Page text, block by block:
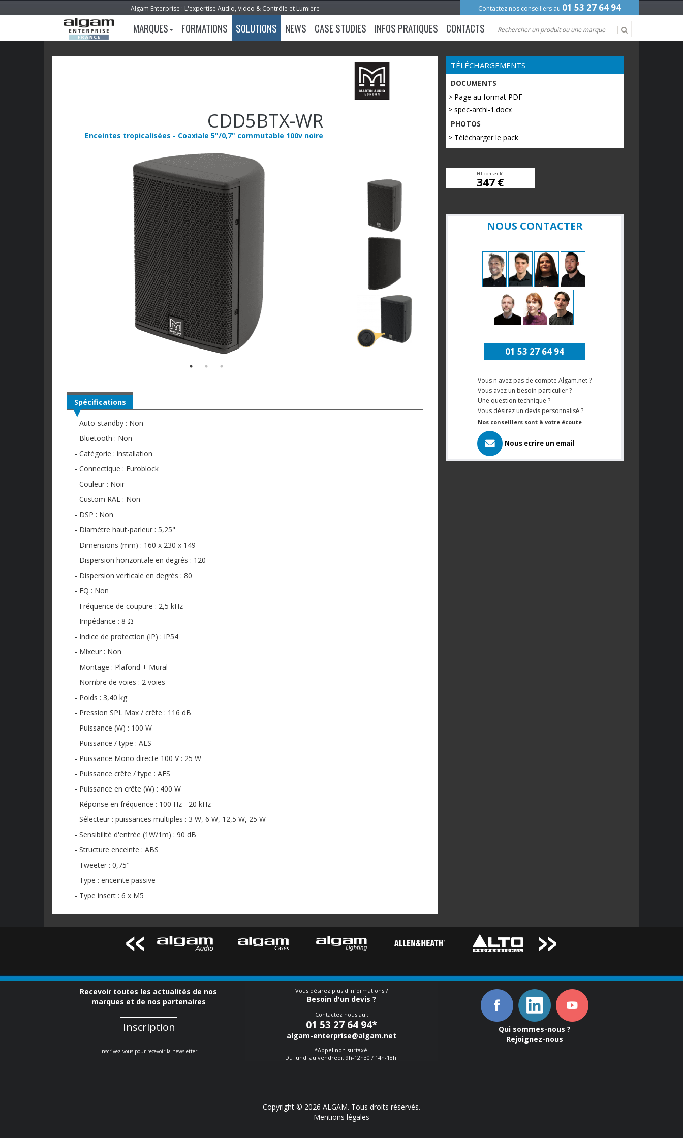
Algam Enterprise : L'expertise Audio, Vidéo & Contrôle et Lumière Contactez nos conseillers au 01 53 27 64 94
MARQUES FORMATIONS SOLUTIONS NEWS CASE STUDIES INFOS PRATIQUES CONTACTS
CDD5BTX-WR
Enceintes tropicalisées - Coaxiale 5"/0,7" commutable 100v noire
Spécifications
- Auto-standby : Non
- Bluetooth : Non
- Catégorie : installation
- Connectique : Euroblock
- Couleur : Noir
- Custom RAL : Non
- DSP : Non
- Diamètre haut-parleur : 5,25"
- Dimensions (mm) : 160 x 230 x 149
- Dispersion horizontale en degrés : 120
- Dispersion verticale en degrés : 80
- EQ : Non
- Fréquence de coupure : 2,5 kHz
- Impédance : 8 Ω
- Indice de protection (IP) : IP54
- Mixeur : Non
- Montage : Plafond + Mural
- Nombre de voies : 2 voies
- Poids : 3,40 kg
- Pression SPL Max / crête : 116 dB
- Puissance (W) : 100 W
- Puissance / type : AES
- Puissance Mono directe 100 V : 25 W
- Puissance crête / type : AES
- Puissance en crête (W) : 400 W
- Réponse en fréquence : 100 Hz - 20 kHz
- Sélecteur : puissances multiples : 3 W, 6 W, 12,5 W, 25 W
- Sensibilité d'entrée (1W/1m) : 90 dB
- Structure enceinte : ABS
- Tweeter : 0,75"
- Type : enceinte passive
- Type insert : 6 x M5
TÉLÉCHARGEMENTS
DOCUMENTS
> Page au format PDF
> spec-archi-1.docx
PHOTOS
> Télécharger le pack
HT conseillé
347 €
NOUS CONTACTER
01 53 27 64 94
Vous n'avez pas de compte Algam.net ?
Vous avez un besoin particulier ?
Une question technique ?
Vous désirez un devis personnalisé ?
Nos conseillers sont à votre écoute
Nous ecrire un email
Recevoir toutes les actualités de nos
marques et de nos partenaires
Inscription
Inscrivez-vous pour recevoir la newsletter
Vous désirez plus d'informations ?
Besoin d'un devis ?
Contactez nous au :
01 53 27 64 94*
algam-enterprise@algam.net
*Appel non surtaxé.
Du lundi au vendredi, 9h-12h30 / 14h-18h.
Qui sommes-nous ?
Rejoignez-nous
Copyright © 2026 ALGAM. Tous droits réservés.
Mentions légales